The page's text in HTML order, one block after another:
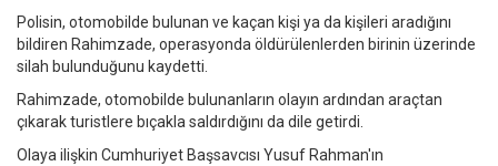
Polisin, otomobilde bulunan ve kaçan kişi ya da kişileri aradığını
bildiren Rahimzade, operasyonda öldürülenlerden birinin üzerinde
silah bulunduğunu kaydetti.
Rahimzade, otomobilde bulunanların olayın ardından araçtan
çıkarak turistlere bıçakla saldırdığını da dile getirdi.
Olaya ilişkin Cumhuriyet Başsavcısı Yusuf Rahman'ın